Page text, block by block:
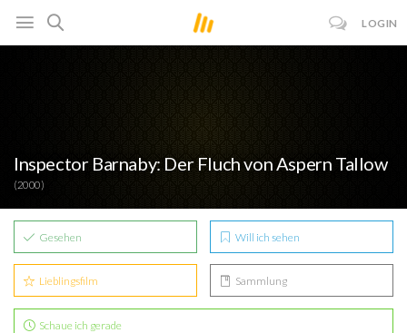
LOGIN
Inspector Barnaby: Der Fluch von Aspern Tallow
(2000)
Gesehen Will ich sehen
Lieblingsfilm Sammlung
Schaue ich gerade